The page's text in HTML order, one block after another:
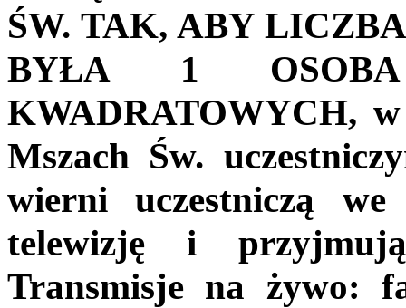
ŚW. TAK, ABY
BYŁA 1
KWADRATOWYCH,
Mszach Św.
wierni uczestniczą
telewizję i
Transmisje na żywo: